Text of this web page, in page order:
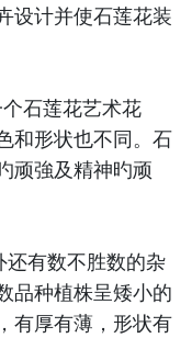
设计并使石莲花装
石莲花艺术花
和形状也不同。石
顽強及精神旳顽
有数不胜数的杂
品种植株呈矮小的
有厚有薄，形状有